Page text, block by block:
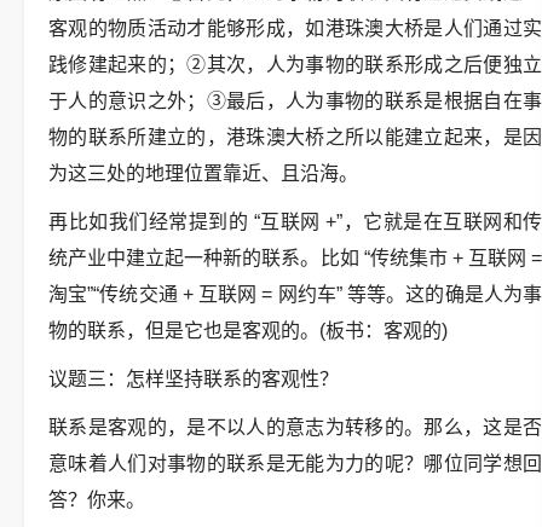
客观的物质活动才能够形成，如港珠澳大桥是人们通过实
践修建起来的；②其次，人为事物的联系形成之后便独立
于人的意识之外；③最后，人为事物的联系是根据自在事
物的联系所建立的，港珠澳大桥之所以能建立起来，是因
为这三处的地理位置靠近、且沿海。
再比如我们经常提到的 “互联网 +”，它就是在互联网和传
统产业中建立起一种新的联系。比如 “传统集市 + 互联网 =
淘宝”“传统交通 + 互联网 = 网约车” 等等。这的确是人为事
物的联系，但是它也是客观的。(板书：客观的)
议题三：怎样坚持联系的客观性？
联系是客观的，是不以人的意志为转移的。那么，这是否
意味着人们对事物的联系是无能为力的呢？哪位同学想回
答？你来。